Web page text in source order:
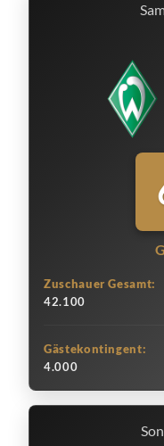
Zuschauer Gesamt:
42.100
Gästekontingent:
4.000